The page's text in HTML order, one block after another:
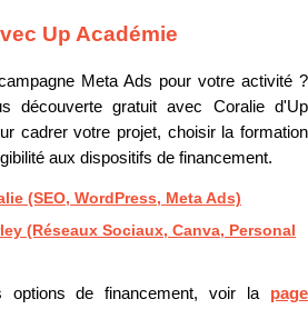
Up Académie
Meta Ads pour votre activité ?
découverte gratuit avec Coralie d'Up
cadrer votre projet, choisir la formation
aux dispositifs de financement.
(SEO, WordPress, Meta Ads)
(Réseaux Sociaux, Canva, Personal
options de financement, voir la page